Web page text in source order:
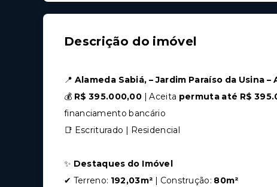
Descrição do imóvel
📍 Alameda Sabiá, – Jardim Paraíso da Usina –
💰 R$ 395.000,00 | Aceita permuta até R$
financiamento bancário
📑 Escriturado | Residencial
✨ Destaques do Imóvel
✔ Terreno: 192,03m² | Construção: 80m²